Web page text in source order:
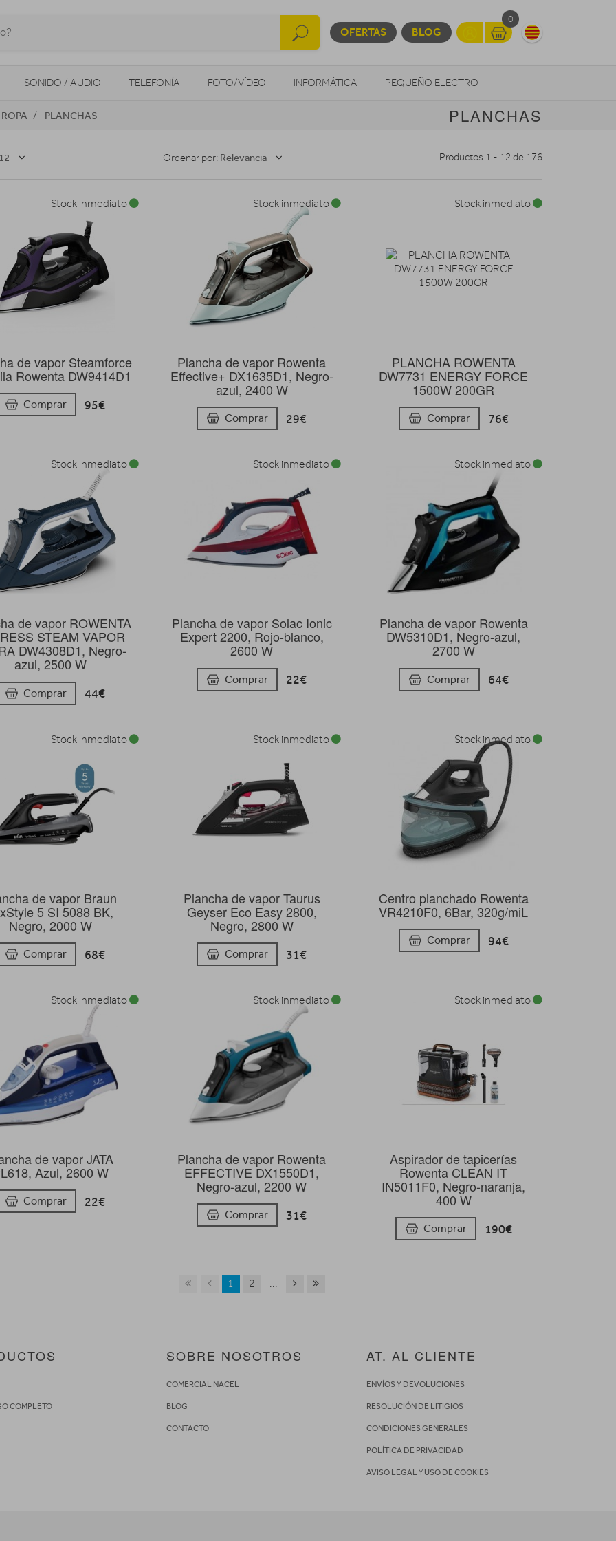
OFERTAS BLOG
0
SONIDO / AUDIO TELEFONÍA FOTO/VÍDEO INFORMÁTICA PEQUEÑO ELECTRO
MOVILIDAD URBANA
PLANCHAS PLANCHAS
Ordenar por: Relevancia Productos 1 - 12 de 176
de vapor Steamforce
Rowenta DW9414D1
Comprar 95€
Stock inmediato
Plancha de vapor Rowenta
Effective+ DX1635D1, Negro-
azul, 2400 W
Comprar 29€
Stock inmediato
PLANCHA ROWENTA
DW7731 ENERGY FORCE
1500W 200GR
Comprar 76€
Stock inmediato
de vapor ROWENTA
STEAM VAPOR
DW4308D1, Negro-
azul, 2500 W
Comprar 44€
Stock inmediato
Plancha de vapor Solac Ionic
Expert 2200, Rojo-blanco,
2600 W
Comprar 22€
Stock inmediato
Plancha de vapor Rowenta
DW5310D1, Negro-azul,
2700 W
Comprar 64€
Stock inmediato
de vapor Braun
5 SI 5088 BK,
Negro, 2000 W
Comprar 68€
Stock inmediato
Plancha de vapor Taurus
Geyser Eco Easy 2800,
Negro, 2800 W
Comprar 31€
Stock inmediato
Centro planchado Rowenta
VR4210F0, 6Bar, 320g/miL
Comprar 94€
Stock inmediato
de vapor JATA
Azul, 2600 W
Comprar 22€
Stock inmediato
Plancha de vapor Rowenta
EFFECTIVE DX1550D1,
Negro-azul, 2200 W
Comprar 31€
Stock inmediato
Aspirador de tapicerías
Rowenta CLEAN IT
IN5011F0, Negro-naranja,
400 W
Comprar 190€
Stock inmediato
1 2 ...
COMPLETO
SOBRE NOSOTROS
COMERCIAL NACEL
BLOG
CONTACTO
AT. AL CLIENTE
ENVÍOS Y DEVOLUCIONES
RESOLUCIÓN DE LITIGIOS
CONDICIONES GENERALES
POLÍTICA DE PRIVACIDAD
AVISO LEGALY USO DE COOKIES